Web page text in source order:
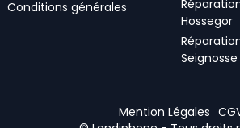
Conditions générales
Hossegor
Seignosse
Mention Légales